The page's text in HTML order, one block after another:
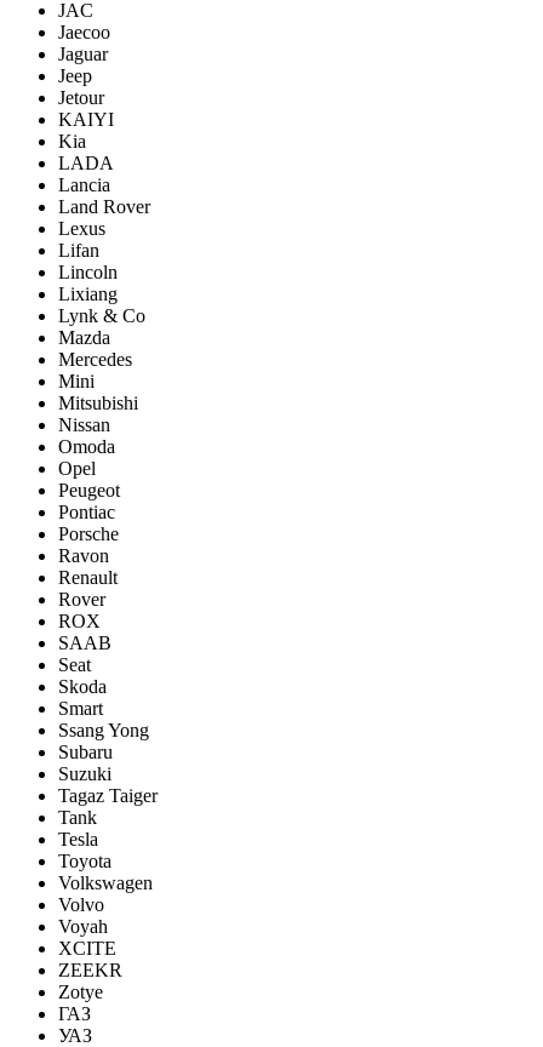
JAC
Jaecoo
Jaguar
Jeep
Jetour
KAIYI
Kia
LADA
Lancia
Land Rover
Lexus
Lifan
Lincoln
Lixiang
Lynk & Co
Mazda
Mercedes
Mini
Mitsubishi
Nissan
Omoda
Opel
Peugeot
Pontiac
Porsсhe
Ravon
Renault
Rover
ROX
SAAB
Seat
Skoda
Smart
Ssang Yong
Subaru
Suzuki
Tagaz Taiger
Tank
Tesla
Toyota
Volkswagen
Volvo
Voyah
XCITE
ZEEKR
Zotye
ГАЗ
УАЗ